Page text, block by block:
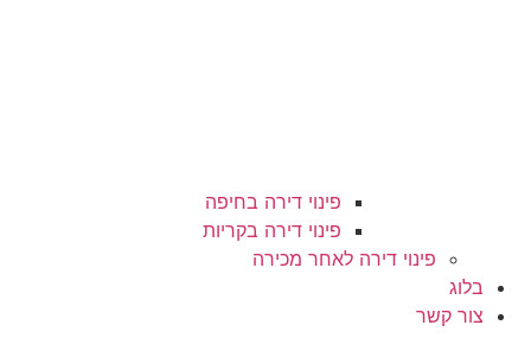
פינוי דירה בחיפה
פינוי דירה בקריות
פינוי דירה לאחר מכירה
בלוג
צור קשר